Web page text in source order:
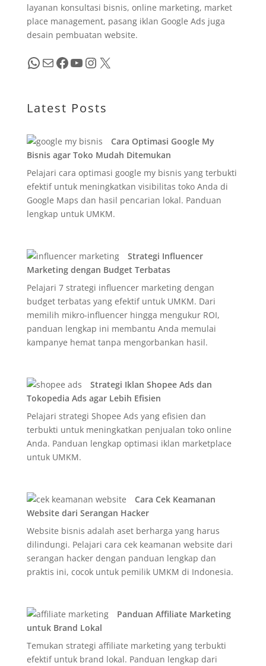
layanan konsultasi bisnis, online marketing, market
place management, pasang iklan Google Ads juga
desain pembuatan website.
WhatsApp Mail Facebook YouTube InstagramX
Latest Posts
Cara Optimasi Google My
Bisnis agar Toko Mudah Ditemukan
Pelajari cara optimasi google my bisnis yang terbukti
efektif untuk meningkatkan visibilitas toko Anda di
Google Maps dan hasil pencarian lokal. Panduan
lengkap untuk UMKM.
Strategi Influencer
Marketing dengan Budget Terbatas
Pelajari 7 strategi influencer marketing dengan
budget terbatas yang efektif untuk UMKM. Dari
memilih mikro-influencer hingga mengukur ROI,
panduan lengkap ini membantu Anda memulai
kampanye hemat tanpa mengorbankan hasil.
Strategi Iklan Shopee Ads dan
Tokopedia Ads agar Lebih Efisien
Pelajari strategi Shopee Ads yang efisien dan
terbukti untuk meningkatkan penjualan toko online
Anda. Panduan lengkap optimasi iklan marketplace
untuk UMKM.
Cara Cek Keamanan
Website dari Serangan Hacker
Website bisnis adalah aset berharga yang harus
dilindungi. Pelajari cara cek keamanan website dari
serangan hacker dengan panduan lengkap dan
praktis ini, cocok untuk pemilik UMKM di Indonesia.
Panduan Affiliate Marketing
untuk Brand Lokal
Temukan strategi affiliate marketing yang terbukti
efektif untuk brand lokal. Panduan lengkap dari